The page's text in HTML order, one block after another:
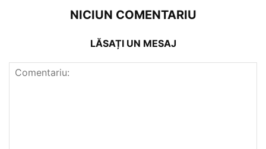
NICIUN COMENTARIU
LĂSAȚI UN MESAJ